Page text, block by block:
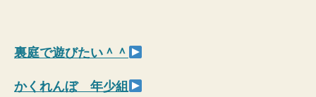
裏庭で遊びたい＾＾
かくれんぼ 年少組